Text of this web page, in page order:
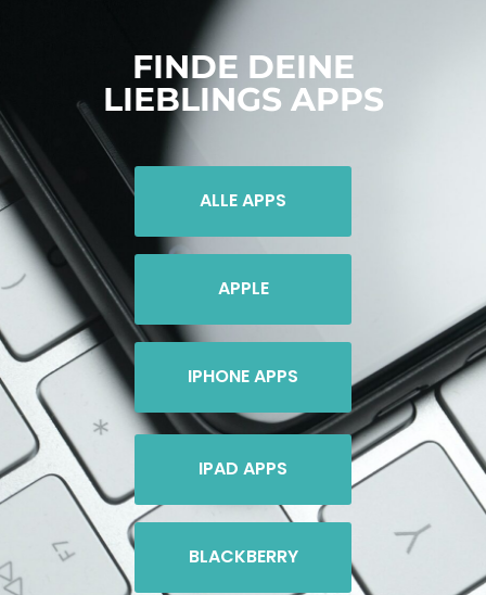
FINDE DEINE
LIEBLINGS APPS
ALLE APPS
APPLE
IPHONE APPS
IPAD APPS
BLACKBERRY